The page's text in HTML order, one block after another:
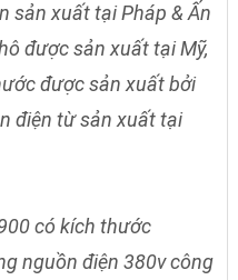
sản xuất tại Pháp & Ấn
được sản xuất tại Mỹ,
được sản xuất bởi
điện từ sản xuất tại
có kích thước
nguồn điện 380v công